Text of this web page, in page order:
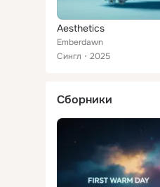
Aesthetics
Emberdawn
Сингл
2025
Сборники